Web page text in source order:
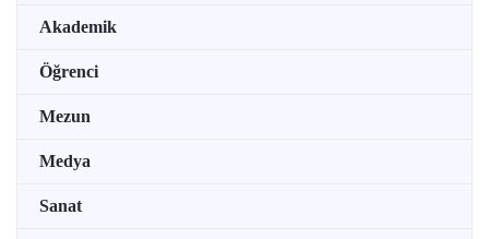
Akademik
Öğrenci
Mezun
Medya
Sanat